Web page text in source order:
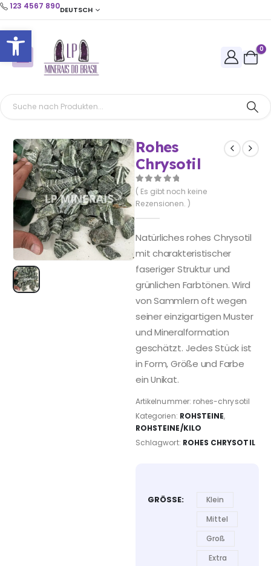
Open toolbar
123 4567 890DEUTSCH
0
Rohes
Chrysotil
0out of 5
( Es gibt noch keine
Rezensionen. )
Natürliches rohes Chrysotil
mit charakteristischer
faseriger Struktur und
grünlichen Farbtönen. Wird
von Sammlern oft wegen
seiner einzigartigen Muster
und Mineralformation
geschätzt. Jedes Stück ist
in Form, Größe und Farbe
ein Unikat.
Artikelnummer: rohes-chrysotil
Kategorien: ROHSTEINE,
ROHSTEINE/KILO
Schlagwort: ROHES CHRYSOTIL
GRÖSSE
Klein
Mittel
Groß
Extra